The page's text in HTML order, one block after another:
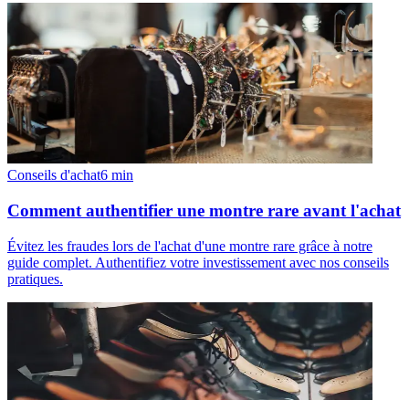
Conseils d'achat6 min
Comment authentifier une montre rare avant l'achat
Évitez les fraudes lors de l'achat d'une montre rare grâce à notre
guide complet. Authentifiez votre investissement avec nos conseils
pratiques.